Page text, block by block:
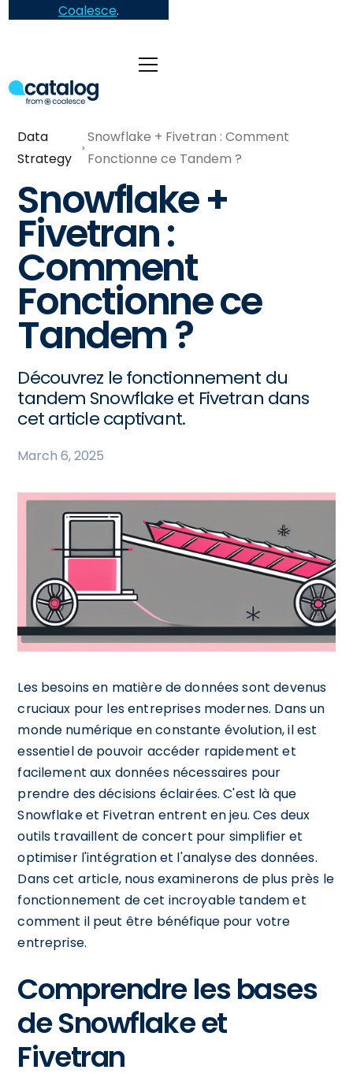
Coalesce.
Data
Strategy
Snowflake + Fivetran : Comment
Fonctionne ce Tandem ?
Snowflake +
Fivetran :
Comment
Fonctionne ce
Tandem ?
Découvrez le fonctionnement du
tandem Snowflake et Fivetran dans
cet article captivant.
March 6, 2025
Les besoins en matière de données sont devenus
cruciaux pour les entreprises modernes. Dans un
monde numérique en constante évolution, il est
essentiel de pouvoir accéder rapidement et
facilement aux données nécessaires pour
prendre des décisions éclairées. C'est là que
Snowflake et Fivetran entrent en jeu. Ces deux
outils travaillent de concert pour simplifier et
optimiser l'intégration et l'analyse des données.
Dans cet article, nous examinerons de plus près le
fonctionnement de cet incroyable tandem et
comment il peut être bénéfique pour votre
entreprise.
Comprendre les bases
de Snowflake et
Fivetran